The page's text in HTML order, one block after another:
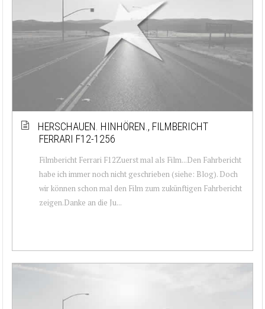
HERSCHAUEN. HINHÖREN., FILMBERICHT
FERRARI F12-1256
Filmbericht Ferrari F12Zuerst mal als Film...Den Fahrbericht
habe ich immer noch nicht geschrieben (siehe: Blog). Doch
wir können schon mal den Film zum zukünftigen Fahrbericht
zeigen.Danke an die Ju...